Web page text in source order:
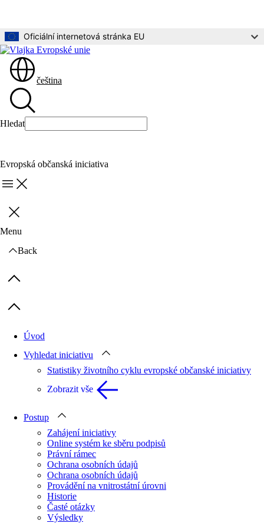
Oficiální internetová stránka EU
čeština
Hledat
Evropská občanská iniciativa
Menu
Zavřít
Menu
Back
Previous items
Next items
Úvod
Vyhledat iniciativu
Statistiky životního cyklu evropské občanské iniciativy
Zobrazit vše
Postup
Zahájení iniciativy
Online systém ke sběru podpisů
Právní rámec
Ochrana osobních údajů
Ochrana osobních údajů
Provádění na vnitrostátní úrovni
Historie
Časté otázky
Výsledky